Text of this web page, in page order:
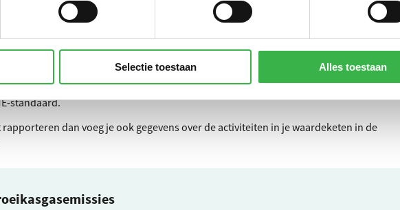
Selectie toestaan Alles toestaan
om je CO₂‑emissies in scope 1 en scope 2. Je rapporteert ook de scope 3 emissies
branche. De standaard bevat geen richtlijnen voor de afweging om over scope 3 te
die je al invulde voor de berekening van je energieverbruik (zie vorige
-tabel in de Milieubarometer alle cijfers die je nodig hebt voor rapportage over scope
-standaard.
rapporteren dan voeg je ook gegevens over de activiteiten in je waardeketen in de